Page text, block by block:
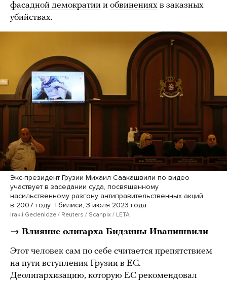
фасадной демократии и обвинениях в заказных
убийствах.
Экс-президент Грузии Михаил Саакашвили по видео
участвует в заседании суда, посвященному
насильственному разгону антиправительственных акций
в 2007 году. Тбилиси, 3 июля 2023 года.
Irakli Gedenidze / Reuters / Scanpix / LETA
→ Влияние олигарха Бидзины Иванишвили
Этот человек сам по себе считается препятствием
на пути вступления Грузии в ЕС.
Деолигархизацию, которую ЕС рекомендовал